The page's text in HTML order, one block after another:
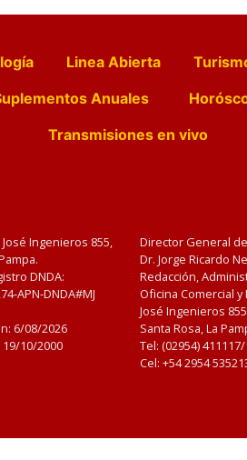
Linea Abierta
Anuales
Transmisiones en vivo
Ingenieros 855,
DNDA:
APN-DNDA#MJ
6/08/2026
19/10/2000
Director General
Dr. Jorge Ricardo
Redacción,
Oficina Comercial
José Ingenieros
Santa Rosa, La
Tel: (02954)
Cel: +54 2954